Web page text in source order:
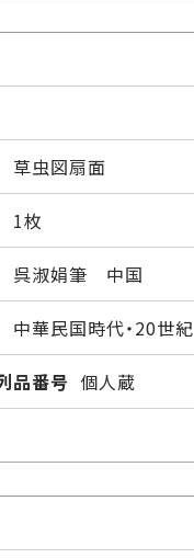
草虫図扇面
1枚
呉淑娟筆 中国
中華民国時代・20世紀
品番号 個人蔵